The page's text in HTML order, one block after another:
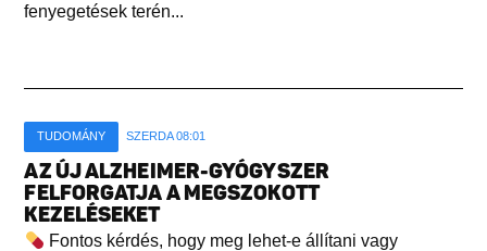
fenyegetések terén...
TUDOMÁNY SZERDA 08:01
AZ ÚJ ALZHEIMER-GYÓGYSZER
FELFORGATJA A MEGSZOKOTT
KEZELÉSEKET
Fontos kérdés, hogy meg lehet-e állítani vagy